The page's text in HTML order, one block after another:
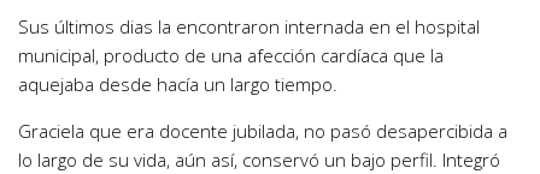
Sus últimos dias la encontraron internada en el hospital
municipal, producto de una afección cardíaca que la
aquejaba desde hacía un largo tiempo.
Graciela que era docente jubilada, no pasó desapercibida a
lo largo de su vida, aún así, conservó un bajo perfil. Integró